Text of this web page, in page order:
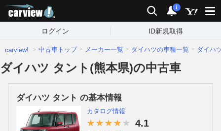
検索 通知
i
ログイン ID新規取得
carview! 中古車トップ メーカー一覧 ダイハツの車種一覧 ダイハ
ダイハツ タント(熊本県)の中古車
ダイハツ タント の基本情報
カタログ情報
4.1